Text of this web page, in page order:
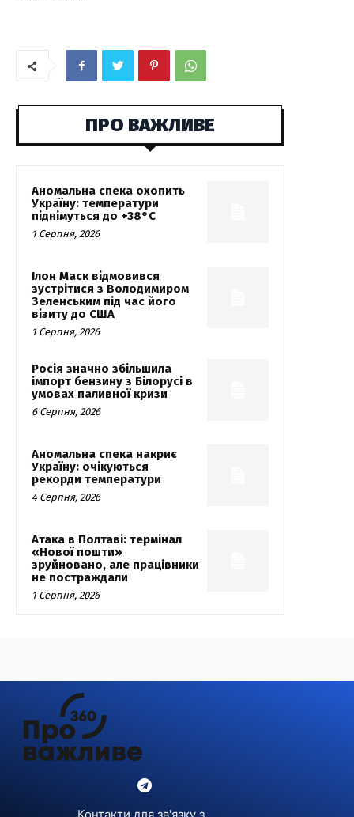
ПРО ВАЖЛИВЕ
Аномальна спека охопить
Україну: температури
піднімуться до +38°C
1 Серпня, 2026
Ілон Маск відмовився
зустрітися з Володимиром
Зеленським під час його
візиту до США
1 Серпня, 2026
Росія значно збільшила
імпорт бензину з Білорусі в
умовах паливної кризи
6 Серпня, 2026
Аномальна спека накриє
Україну: очікуються
рекорди температури
4 Серпня, 2026
Атака в Полтаві: термінал
«Нової пошти»
зруйновано, але працівники
не постраждали
1 Серпня, 2026